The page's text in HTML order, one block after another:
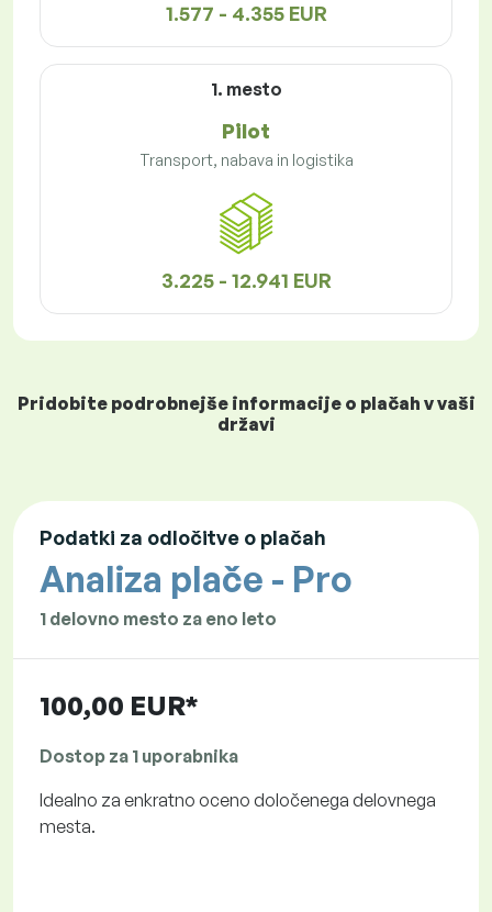
1.577 - 4.355 EUR
1. mesto
Pilot
Transport, nabava in logistika
3.225 - 12.941 EUR
Pridobite podrobnejše informacije o plačah v vaši
državi
Podatki za odločitve o plačah
Analiza plače - Pro
1 delovno mesto za eno leto
100,00 EUR*
Dostop za 1 uporabnika
Idealno za enkratno oceno določenega delovnega
mesta.